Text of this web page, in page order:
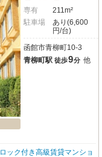
専有
211m²
駐車場
あり(6,600
円/台)
函館市青柳町10-3
青柳町駅 徒歩9分 他
ック付き高級賃貸マンショ